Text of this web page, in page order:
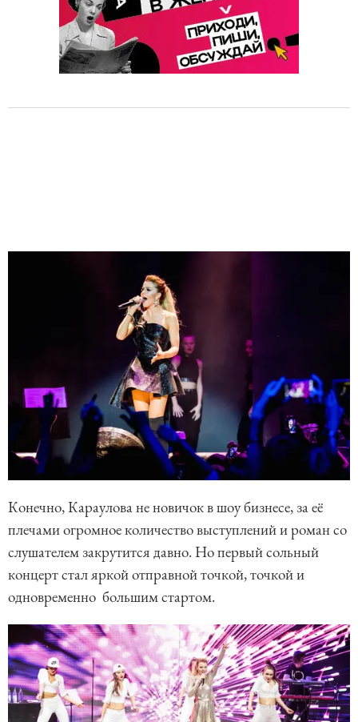
Конечно, Караулова не новичок в шоу бизнесе, за её
плечами огромное количество выступлений и роман со
слушателем закрутится давно. Но первый сольный
концерт стал яркой отправной точкой, точкой и
одновременно большим стартом.